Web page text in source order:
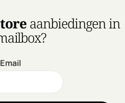
Ajoutez l'une des cires ou
crèmes coiffantes de
touche finale et votre
journée de coiffure
parfaite n'est pas prête de
se terminer.
aanbiedingen in
Email